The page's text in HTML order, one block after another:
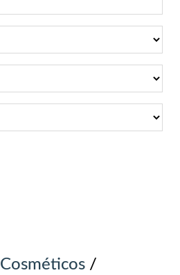
Cosméticos /